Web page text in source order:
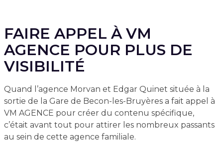
FAIRE APPEL À VM
AGENCE POUR PLUS DE
VISIBILITÉ
Quand l’agence Morvan et Edgar Quinet située à la
sortie de la Gare de Becon-les-Bruyères a fait appel à
VM AGENCE pour créer du contenu spécifique,
c’était avant tout pour attirer les nombreux passants
au sein de cette agence familiale.